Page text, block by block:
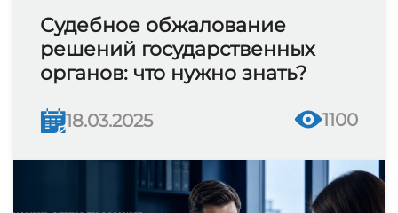
Судебное обжалование
решений государственных
органов: что нужно знать?
18.03.2025 1100